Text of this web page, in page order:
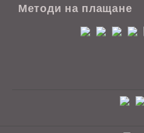
Методи на плащане